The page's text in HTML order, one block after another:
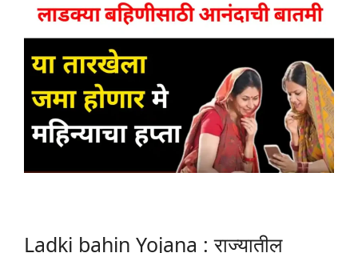
Ladki bahin Yojana : राज्यातील